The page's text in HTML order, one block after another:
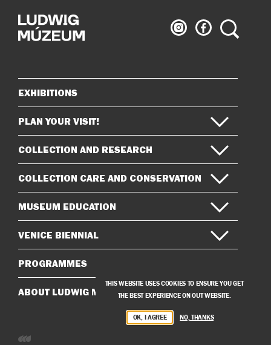
Ludwig
Museum
Ludwig
Museum
Search
Sitemap
EXHIBITIONS
PLAN YOUR VISIT!
COLLECTION AND RESEARCH
COLLECTION CARE AND CONSERVATION
MUSEUM EDUCATION
VENICE BIENNIAL
PROGRAMMES
ABOUT LUDWIG MUSEUM
Developed
THIS WEBSITE USES COOKIES TO ENSURE YOU GET
THE BEST EXPERIENCE ON OUT WEBSITE.
OK, I AGREE NO, THANKS